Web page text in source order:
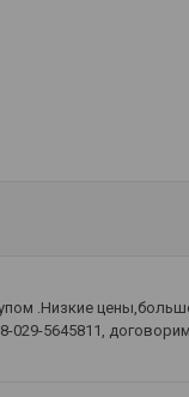
.Низкие
029-5645811,